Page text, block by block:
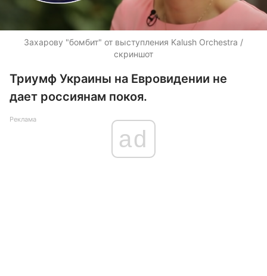
Захарову "бомбит" от выступления Kalush Orchestra /
скриншот
Триумф Украины на Евровидении не
дает россиянам покоя.
Реклама
ad